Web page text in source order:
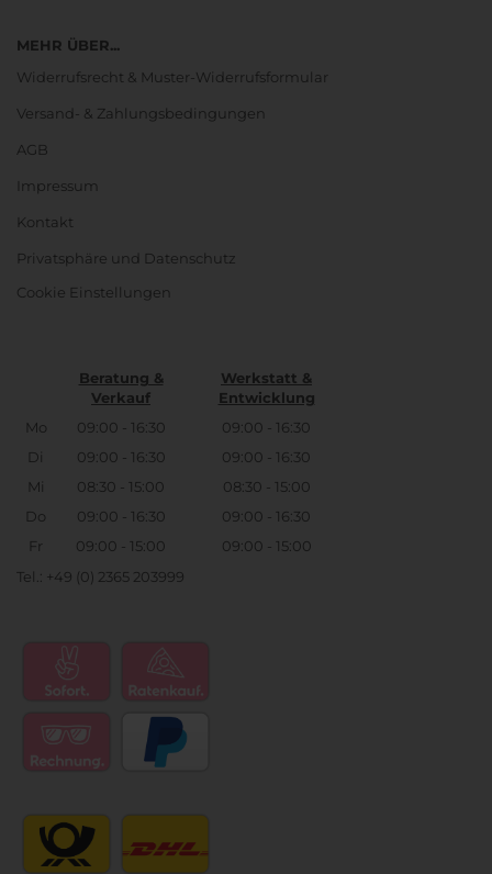
MEHR ÜBER...
Widerrufsrecht & Muster-Widerrufsformular
Versand- & Zahlungsbedingungen
AGB
Impressum
Kontakt
Privatsphäre und Datenschutz
Cookie Einstellungen
Beratung &
Verkauf
Werkstatt &
Entwicklung
Mo
09:00 - 16:30
09:00 - 16:30
Di
09:00 - 16:30
09:00 - 16:30
Mi
08:30 - 15:00
08:30 - 15:00
Do
09:00 - 16:30
09:00 - 16:30
Fr
09:00 - 15:00
09:00 - 15:00
Tel.: +49 (0) 2365 203999